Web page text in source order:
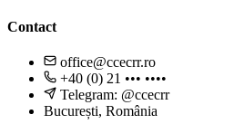
Contact
office@ccecrr.ro
+40 (0) 21 ••• ••••
Telegram: @ccecrr
București, România